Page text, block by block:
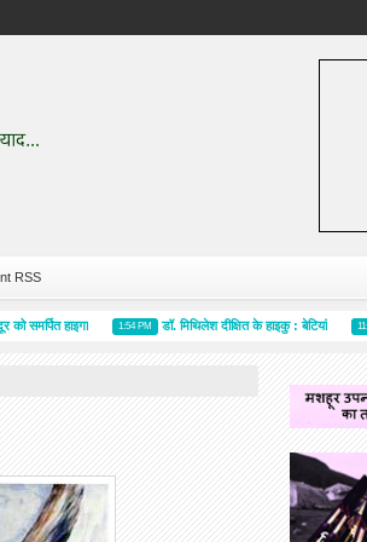
RSS
हाइगा 1:54 PM डॉ. मिथिलेश दीक्षित के हाइकु : बेटियां 11:58 AM